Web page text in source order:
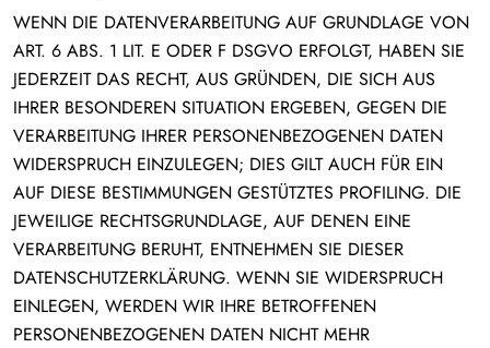
WENN DIE DATENVERARBEITUNG AUF GRUNDLAGE VON
ART. 6 ABS. 1 LIT. E ODER F DSGVO ERFOLGT, HABEN SIE
JEDERZEIT DAS RECHT, AUS GRÜNDEN, DIE SICH AUS
IHRER BESONDEREN SITUATION ERGEBEN, GEGEN DIE
VERARBEITUNG IHRER PERSONENBEZOGENEN DATEN
WIDERSPRUCH EINZULEGEN; DIES GILT AUCH FÜR EIN
AUF DIESE BESTIMMUNGEN GESTÜTZTES PROFILING. DIE
JEWEILIGE RECHTSGRUNDLAGE, AUF DENEN EINE
VERARBEITUNG BERUHT, ENTNEHMEN SIE DIESER
DATENSCHUTZERKLÄRUNG. WENN SIE WIDERSPRUCH
EINLEGEN, WERDEN WIR IHRE BETROFFENEN
PERSONENBEZOGENEN DATEN NICHT MEHR